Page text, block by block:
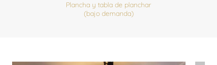
Plancha y tabla de planchar
(bajo demanda)